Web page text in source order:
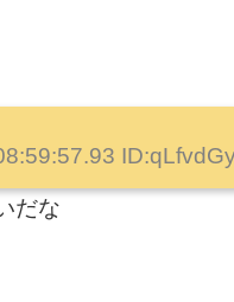
だな